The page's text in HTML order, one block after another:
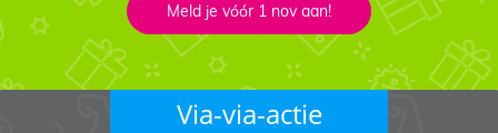
Meld je vóór 1 nov aan!
Via-via-actie